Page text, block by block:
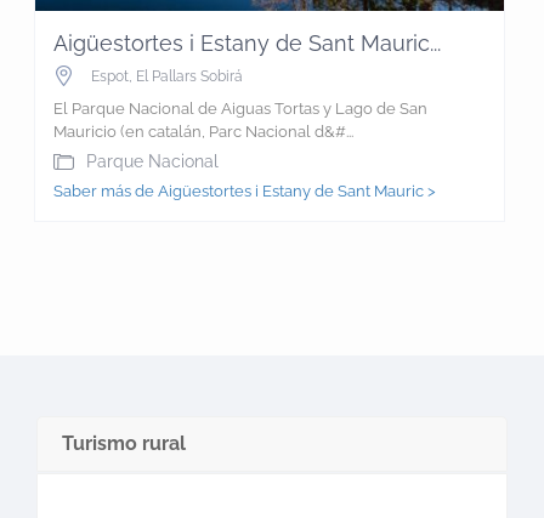
Aigüestortes i Estany de Sant Mauric...
Espot, El Pallars Sobirá
El Parque Nacional de Aiguas Tortas y Lago de San
Mauricio (en catalán, Parc Nacional d&#...
Parque Nacional
Saber más de Aigüestortes i Estany de Sant Mauric >
Turismo rural